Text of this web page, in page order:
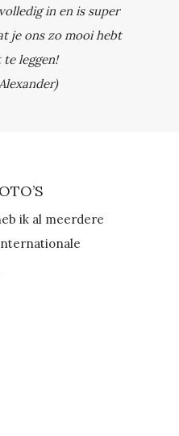
in en is super
je ons zo mooi hebt
leggen!
ik al meerdere